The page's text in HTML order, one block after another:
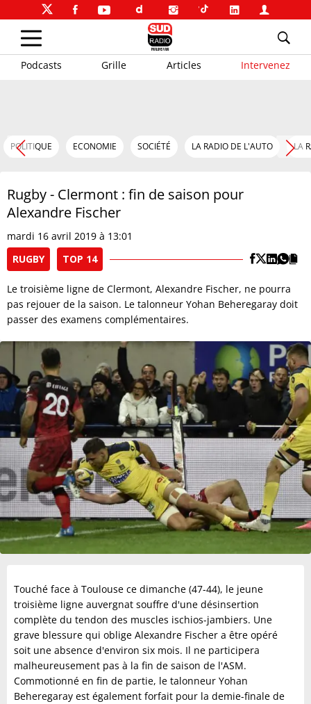
Podcasts Grille Articles Intervenez
POLITIQUE ECONOMIE SOCIÉTÉ LA RADIO DE L'AUTO LA
Rugby - Clermont : fin de saison pour
Alexandre Fischer
mardi 16 avril 2019 à 13:01
RUGBY
TOP 14
Le troisième ligne de Clermont, Alexandre Fischer, ne pourra
pas rejouer de la saison. Le talonneur Yohan Beheregaray doit
passer des examens complémentaires.
Touché face à Toulouse ce dimanche (47-44), le jeune
troisième ligne auvergnat souffre d'une désinsertion
complète du tendon des muscles ischios-jambiers. Une
grave blessure qui oblige Alexandre Fischer a être opéré
soit une absence d'environ six mois. Il ne participera
malheureusement pas à la fin de saison de l'ASM.
Commotionné en fin de partie, le talonneur Yohan
Beheregaray est également forfait pour la demie-finale de